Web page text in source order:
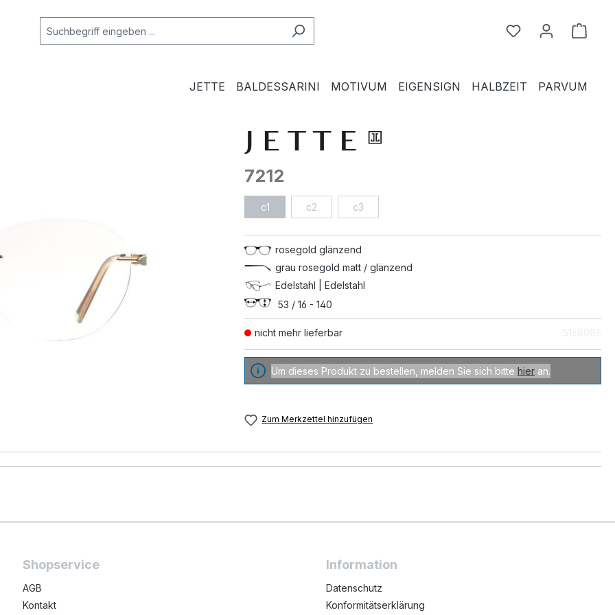
Du hast 0
JETTE BALDESSARINI MOTIVUM EIGENSIGN HALBZEIT PARVUM
nicht mehr lieferbar
7212
c1 c2 c3
rosegold glänzend
grau rosegold matt / glänzend
Edelstahl | Edelstahl
53 / 16 - 140
Um dieses Produkt zu bestellen, melden Sie sich bitte hier an.
Zum Merkzettel hinzufügen
Shopservice
AGB
Kontakt
Information
Datenschutz
Konformitätserklärung